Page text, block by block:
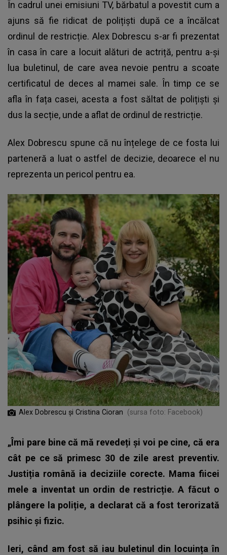
În cadrul unei emisiuni TV, bărbatul a povestit cum a
ajuns să fie ridicat de polițiști după ce a încălcat
ordinul de restricție. Alex Dobrescu s-ar fi prezentat
în casa în care a locuit alături de actriță, pentru a-și
lua buletinul, de care avea nevoie pentru a scoate
certificatul de deces al mamei sale. În timp ce se
afla în fața casei, acesta a fost săltat de polițiști și
dus la secție, unde a aflat de ordinul de restricție.
Alex Dobrescu spune că nu înțelege de ce fosta lui
parteneră a luat o astfel de decizie, deoarece el nu
reprezenta un pericol pentru ea.
Alex Dobrescu și Cristina Cioran (sursa foto: Facebook)
„Îmi pare bine că mă revedeți și voi pe cine, că era
cât pe ce să primesc 30 de zile arest preventiv.
Justiția română ia deciziile corecte. Mama fiicei
mele a inventat un ordin de restricție. A făcut o
plângere la poliție, a declarat că a fost terorizată
psihic și fizic.
Ieri, când am fost să iau buletinul din locuința în